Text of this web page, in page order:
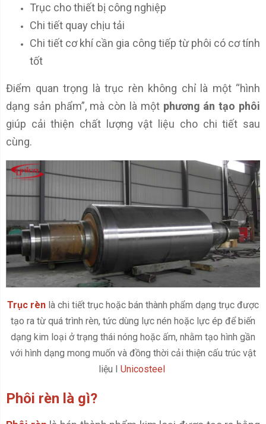
Trục cho thiết bị công nghiệp
Chi tiết quay chịu tải
Chi tiết cơ khí cần gia công tiếp từ phôi có cơ tính
tốt
Điểm quan trọng là trục rèn không chỉ là một “hình
dạng sản phẩm”, mà còn là một phương án tạo phôi
giúp cải thiện chất lượng vật liệu cho chi tiết sau
cùng.
Trục rèn là chi tiết trục hoặc bán thành phẩm dạng trục được
tạo ra từ quá trình rèn, tức dùng lực nén hoặc lực ép để biến
dạng kim loại ở trạng thái nóng hoặc ấm, nhằm tạo hình gần
với hình dạng mong muốn và đồng thời cải thiện cấu trúc vật
liệu I Unicosteel
Phôi rèn là gì?